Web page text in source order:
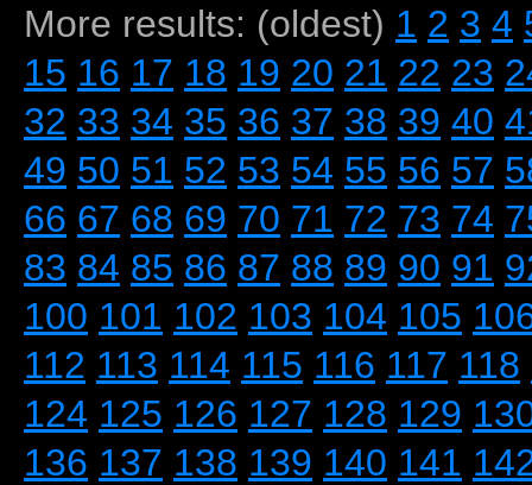
More results: (oldest) 1 2 3 4
15 16 17 18 19 20 21 22 23
32 33 34 35 36 37 38 39 40
49 50 51 52 53 54 55 56 57
66 67 68 69 70 71 72 73 74
83 84 85 86 87 88 89 90 91
100 101 102 103 104 105
112 113 114 115 116 117 118
124 125 126 127 128 129
136 137 138 139 140 141